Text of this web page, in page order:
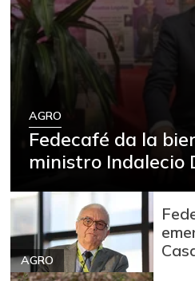
AGRO
Fedecafé da la
ministro Indalecio
AGRO